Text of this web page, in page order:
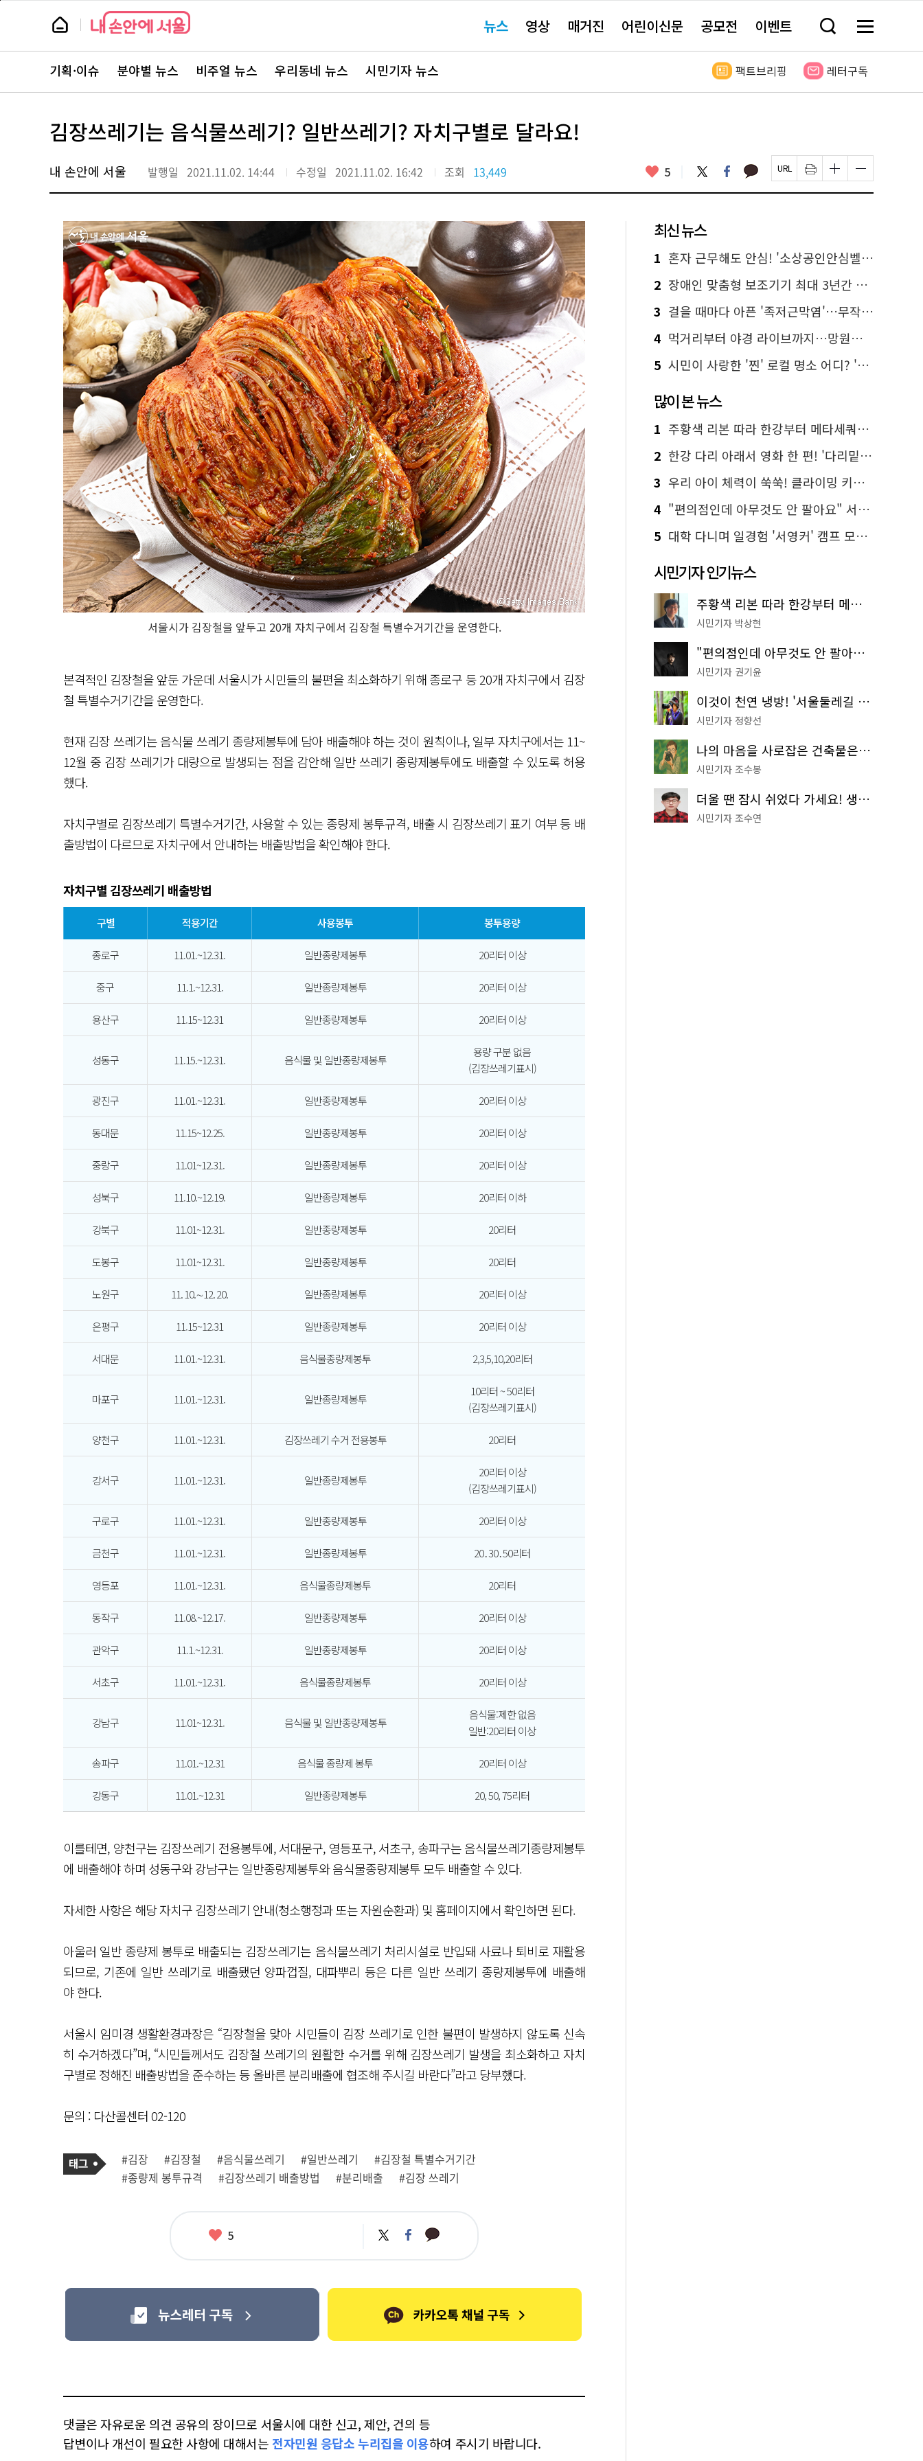
본
뉴
스 요뉴스 영상 매거진 어린이신문 공모전 이벤트 검
창
기
메
전
보
뉴
스
주
서
바
로
기획·이슈 분야별 뉴스 비주얼 뉴스 우리동네 뉴스 시민기자 뉴스 팩트브리핑 레터구독
김장쓰레기는 음식물쓰레기? 일반쓰레기? 자치구별로 달라요!
내 손안에 서울 발행일 2021.11.02. 14:44 수정일 2021.11.02. 16:42 조회 13,449 좋
요
5 트
위
터
페
이
스
카
카 페
이
지
인
쇄
하
글
자
크
하
기
글
자
크
하
기
서울시가 김장철을 앞두고 20개 자치구에서 김장철 특별수거기간을 운영한다.
본격적인 김장철을 앞둔 가운데 서울시가 시민들의 불편을 최소화하기 위해 종로구 등 20개 자치구에서 김장
철 특별수거기간을 운영한다.
현재 김장 쓰레기는 음식물 쓰레기 종량제봉투에 담아 배출해야 하는 것이 원칙이나, 일부 자치구에서는 11~
12월 중 김장 쓰레기가 대량으로 발생되는 점을 감안해 일반 쓰레기 종량제봉투에도 배출할 수 있도록 허용
했다.
자치구별로 김장쓰레기 특별수거기간, 사용할 수 있는 종량제 봉투규격, 배출 시 김장쓰레기 표기 여부 등 배
출방법이 다르므로 자치구에서 안내하는 배출방법을 확인해야 한다.
자치구별 김장쓰레기 배출방법
구별 적용기간 사용봉투 봉투용량
종로구 11.01.~12.31. 일반종량제봉투 20리터 이상
중구 11.1.~12.31. 일반종량제봉투 20리터 이상
용산구 11.15~12.31 일반종량제봉투 20리터 이상
성동구 11.15.~12.31. 음식물 및 일반종량제봉투
용량 구분 없음
(김장쓰레기표시)
광진구 11.01.~12.31. 일반종량제봉투 20리터 이상
동대문 11.15~12.25. 일반종량제봉투 20리터 이상
중랑구 11.01~12.31. 일반종량제봉투 20리터 이상
성북구 11.10.~12.19. 일반종량제봉투 20리터 이하
강북구 11.01~12.31. 일반종량제봉투 20리터
도봉구 11.01~12.31. 일반종량제봉투 20리터
노원구 11. 10.∼12. 20. 일반종량제봉투 20리터 이상
은평구 11.15~12.31 일반종량제봉투 20리터 이상
서대문 11.01.~12.31. 음식물종량제봉투 2,3,5,10,20리터
마포구 11.01.~12.31. 일반종량제봉투
10리터 ~ 50리터
(김장쓰레기표시)
양천구 11.01.~12.31. 김장쓰레기 수거 전용봉투 20리터
강서구 11.01.~12.31. 일반종량제봉투
20리터 이상
(김장쓰레기표시)
구로구 11.01.~12.31. 일반종량제봉투 20리터 이상
금천구 11.01.~12.31. 일반종량제봉투 20․30․50리터
영등포 11.01.~12.31. 음식물종량제봉투 20리터
동작구 11.08.~12.17. 일반종량제봉투 20리터 이상
관악구 11.1.~12.31. 일반종량제봉투 20리터 이상
서초구 11.01.~12.31. 음식물종량제봉투 20리터 이상
강남구 11.01~12.31. 음식물 및 일반종량제봉투
음식물:제한 없음
일반:20리터 이상
송파구 11.01.~12.31 음식물 종량제 봉투 20리터 이상
강동구 11.01.~12.31 일반종량제봉투 20, 50, 75리터
이를테면, 양천구는 김장쓰레기 전용봉투에, 서대문구, 영등포구, 서초구, 송파구는 음식물쓰레기종량제봉투
에 배출해야 하며 성동구와 강남구는 일반종량제봉투와 음식물종량제봉투 모두 배출할 수 있다.
자세한 사항은 해당 자치구 김장쓰레기 안내(청소행정과 또는 자원순환과) 및 홈페이지에서 확인하면 된다.
아울러 일반 종량제 봉투로 배출되는 김장쓰레기는 음식물쓰레기 처리시설로 반입돼 사료나 퇴비로 재활용
되므로, 기존에 일반 쓰레기로 배출됐던 양파껍질, 대파뿌리 등은 다른 일반 쓰레기 종량제봉투에 배출해
야 한다.
서울시 임미경 생활환경과장은 “김장철을 맞아 시민들이 김장 쓰레기로 인한 불편이 발생하지 않도록 신속
히 수거하겠다”며, “시민들께서도 김장철 쓰레기의 원활한 수거를 위해 김장쓰레기 발생을 최소화하고 자치
구별로 정해진 배출방법을 준수하는 등 올바른 분리배출에 협조해 주시길 바란다”라고 당부했다.
문의 : 다산콜센터 02-120
사
관
련
태
그
#김장 #김장철 #음식물쓰레기 #일반쓰레기
#김장철 특별수거기간
#종량제 봉투규격
#김장쓰레기 배출방법 #분리배출 #김장 쓰레기
좋
5 트
위
페
이
카
카
댓글은 자유로운 의견 공유의 장이므로 서울시에 대한 신고, 제안, 건의 등
답변이나 개선이 필요한 사항에 대해서는 전자민원 응답소 누리집을 이용하여 주시기 바랍니다.
최신 뉴스
1 혼자 근무해도 안심! '소상공인안심벨' 신청하세요
2 장애인 맞춤형 보조기기 최대 3년간 무상 대여…삶의 질 높인다
3 걸을 때마다 아픈 '족저근막염'…무작정 참지 말고 '이것' 해보세요!
4 먹거리부터 야경 라이브까지…망원한강공원 알짜 코스
5 시민이 사랑한 '찐' 로컬 명소 어디? '서울에디션25' 추천 코스
많이 본 뉴스
1 주황색 리본 따라 한강부터 메타세쿼이아 숲길까지…서울둘레길 15코스
2 한강 다리 아래서 영화 한 편! '다리밑 영화관' 무료 상영
3 우리 아이 체력이 쑥쑥! 클라이밍 키즈카페·어린이 체력장
4 "편의점인데 아무것도 안 팔아요" 서울에서 가장 특별한 편의점의 정체
5 대학 다니며 일경험 '서영커' 캠프 모집…전액 무료
시민기자 인기뉴스
주황색 리본 따라 한강부터 메타세쿼이아 숲길까지…서울둘레길 15코스
시민기자 박상현
"편의점인데 아무것도 안 팔아요" 서울에서 가장 특별한 편의점의 정체
시민기자 권기윤
이것이 천연 냉방! '서울둘레길 9코스'로 숲속 피서 떠나볼까
시민기자 정향선
나의 마음을 사로잡은 건축물은? '서울시 건축상' 수상작 공개!
시민기자 조수봉
더울 땐 잠시 쉬었다 가세요! 생수 냉장고부터 해피소·무더위쉼터까지
시민기자 조수연
페